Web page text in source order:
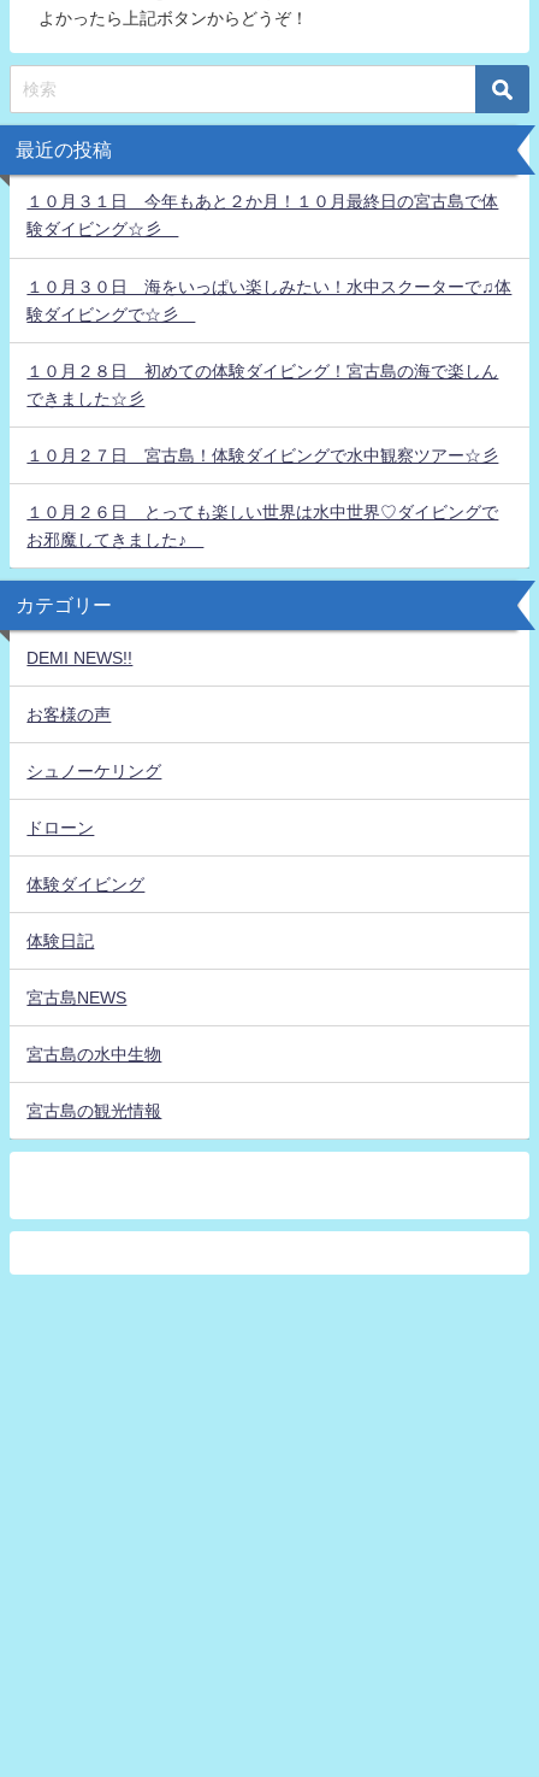
よかったら上記ボタンからどうぞ！
最近の投稿
１０月３１日 今年もあと２か月！１０月最終日の宮古島で体
験ダイビング☆彡
１０月３０日 海をいっぱい楽しみたい！水中スクーターで♫体
験ダイビングで☆彡
１０月２８日 初めての体験ダイビング！宮古島の海で楽しん
できました☆彡
１０月２７日 宮古島！体験ダイビングで水中観察ツアー☆彡
１０月２６日 とっても楽しい世界は水中世界♡ダイビングで
お邪魔してきました♪
カテゴリー
DEMI NEWS!!
お客様の声
シュノーケリング
ドローン
体験ダイビング
体験日記
宮古島NEWS
宮古島の水中生物
宮古島の観光情報